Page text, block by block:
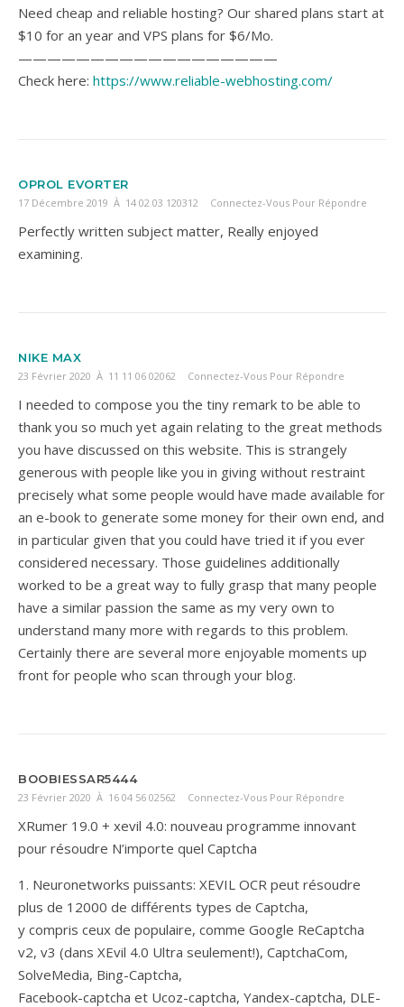
Need cheap and reliable hosting? Our shared plans start at
$10 for an year and VPS plans for $6/Mo.
——————————————————
Check here: https://www.reliable-webhosting.com/
OPROL EVORTER
17 Décembre 2019 À 14 02 03 120312 Connectez-Vous Pour Répondre
Perfectly written subject matter, Really enjoyed
examining.
NIKE MAX
23 Février 2020 À 11 11 06 02062 Connectez-Vous Pour Répondre
I needed to compose you the tiny remark to be able to
thank you so much yet again relating to the great methods
you have discussed on this website. This is strangely
generous with people like you in giving without restraint
precisely what some people would have made available for
an e-book to generate some money for their own end, and
in particular given that you could have tried it if you ever
considered necessary. Those guidelines additionally
worked to be a great way to fully grasp that many people
have a similar passion the same as my very own to
understand many more with regards to this problem.
Certainly there are several more enjoyable moments up
front for people who scan through your blog.
BOOBIESSAR5444
23 Février 2020 À 16 04 56 02562 Connectez-Vous Pour Répondre
XRumer 19.0 + xevil 4.0: nouveau programme innovant
pour résoudre N’importe quel Captcha
1. Neuronetworks puissants: XEVIL OCR peut résoudre
plus de 12000 de différents types de Captcha,
y compris ceux de populaire, comme Google ReCaptcha
v2, v3 (dans XEvil 4.0 Ultra seulement!), CaptchaCom,
SolveMedia, Bing-Captcha,
Facebook-captcha et Ucoz-captcha, Yandex-captcha, DLE-